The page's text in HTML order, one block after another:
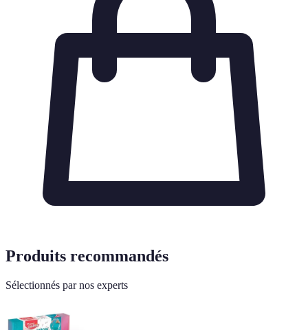
Produits recommandés
Sélectionnés par nos experts